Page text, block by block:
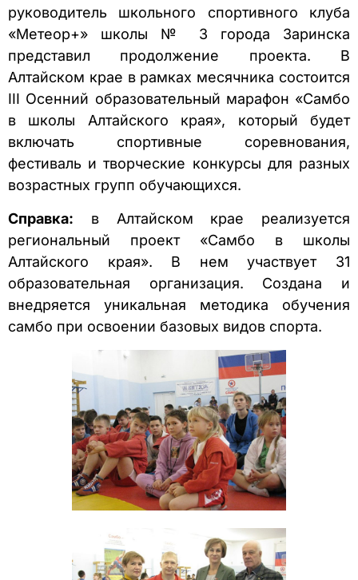
руководитель школьного спортивного клуба
«Метеор+» школы № 3 города Заринска
представил продолжение проекта. В
Алтайском крае в рамках месячника состоится
III Осенний образовательный марафон «Самбо
в школы Алтайского края», который будет
включать спортивные соревнования,
фестиваль и творческие конкурсы для разных
возрастных групп обучающихся.
Справка: в Алтайском крае реализуется
региональный проект «Самбо в школы
Алтайского края». В нем участвует 31
образовательная организация. Создана и
внедряется уникальная методика обучения
самбо при освоении базовых видов спорта.